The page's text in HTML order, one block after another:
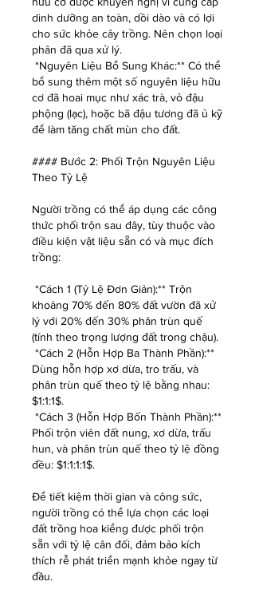
dinh dưỡng an toàn, dồi dào và có lợi
cho sức khỏe cây trồng. Nên chọn loại
phân đã qua xử lý.
*Nguyên Liệu Bổ Sung Khác:** Có thể
bổ sung thêm một số nguyên liệu hữu
cơ đã hoai mục như xác trà, vỏ đậu
phộng (lạc), hoặc bã đậu tương đã ủ kỹ
để làm tăng chất mùn cho đất.
#### Bước 2: Phối Trộn Nguyên Liệu
Theo Tỷ Lệ
Người trồng có thể áp dụng các công
thức phối trộn sau đây, tùy thuộc vào
điều kiện vật liệu sẵn có và mục đích
trồng:
*Cách 1 (Tỷ Lệ Đơn Giản):** Trộn
khoảng 70% đến 80% đất vườn đã xử
lý với 20% đến 30% phân trùn quế
(tính theo trọng lượng đất trong chậu).
*Cách 2 (Hỗn Hợp Ba Thành Phần):**
Dùng hỗn hợp xơ dừa, tro trấu, và
phân trùn quế theo tỷ lệ bằng nhau:
$1:1:1$.
*Cách 3 (Hỗn Hợp Bốn Thành Phần):**
Phối trộn viên đất nung, xơ dừa, trấu
hun, và phân trùn quế theo tỷ lệ đồng
đều: $1:1:1:1$.
Để tiết kiệm thời gian và công sức,
người trồng có thể lựa chọn các loại
đất trồng hoa kiểng được phối trộn
sẵn với tỷ lệ cân đối, đảm bảo kích
thích rễ phát triển mạnh khỏe ngay từ
đầu.